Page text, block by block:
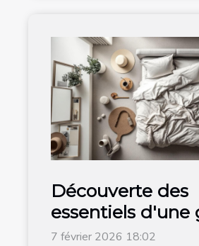
Découverte des
essentiels d'une
robe minimaliste
7 février 2026 18:02